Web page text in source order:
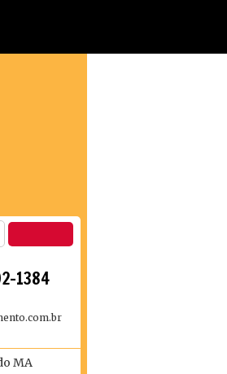
1384
MA